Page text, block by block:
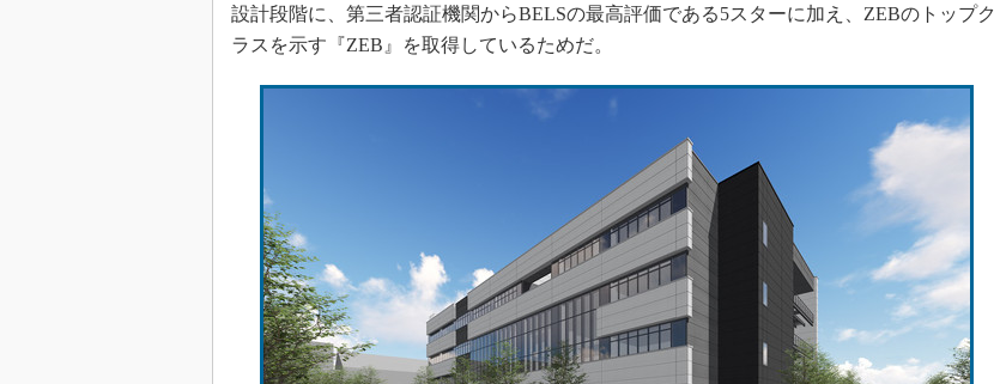
設計段階に、第三者認証機関からBELSの最高評価である5スターに加え、ZEBのトップク
ラスを示す『ZEB』を取得しているためだ。